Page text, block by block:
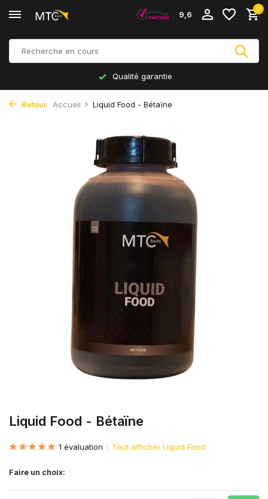
9,6
0
Qualité garantie
Retour Accueil Liquid Food - Bétaïne
Liquid Food - Bétaïne
1 évaluation Tout afficher Liquid Food
Faire un choix: